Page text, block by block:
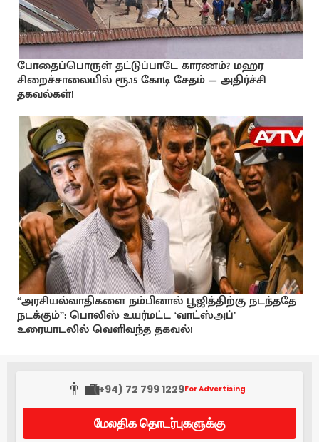
போதைப்பொருள் தட்டுப்பாடே காரணம்? மஹர
சிறைச்சாலையில் ரூ.15 கோடி சேதம் — அதிர்ச்சி
தகவல்கள்!
“அரசியல்வாதிகளை நம்பினால் பூஜித்திற்கு நடந்ததே
நடக்கும்”: பொலிஸ் உயர்மட்ட ‘வாட்ஸ்அப்’
உரையாடலில் வெளிவந்த தகவல்!
👨‍💼(+94) 72 799 1229For Advertising
மேலதிக தொடர்புகளுக்கு